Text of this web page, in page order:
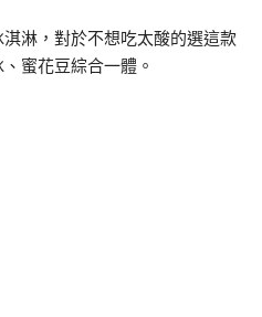
淋，對於不想吃太酸的選這款
蜜花豆綜合一體。